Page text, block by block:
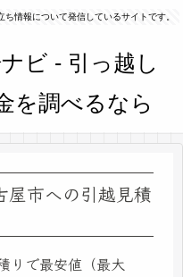
情報について発信しているサイトです。
屋市への引越見積
りで最安値（最大